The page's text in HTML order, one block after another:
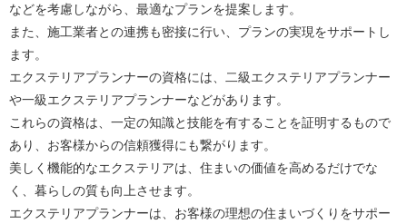
などを考慮しながら、最適なプランを提案します。
また、施工業者との連携も密接に行い、プランの実現をサポートし
ます。
エクステリアプランナーの資格には、二級エクステリアプランナー
や一級エクステリアプランナーなどがあります。
これらの資格は、一定の知識と技能を有することを証明するもので
あり、お客様からの信頼獲得にも繋がります。
美しく機能的なエクステリアは、住まいの価値を高めるだけでな
く、暮らしの質も向上させます。
エクステリアプランナーは、お客様の理想の住まいづくりをサポー